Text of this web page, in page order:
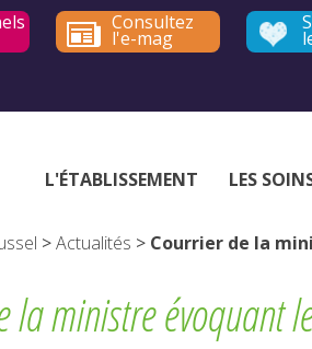
Consultez
l'e-mag
L'ÉTABLISSEMENT LES
>Actualités > Courrier de la
la ministre évoquant